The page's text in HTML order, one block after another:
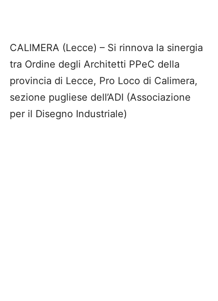
CALIMERA (Lecce) – Si rinnova la sinergia
tra Ordine degli Architetti PPeC della
provincia di Lecce, Pro Loco di Calimera,
sezione pugliese dell’ADI (Associazione
per il Disegno Industriale)